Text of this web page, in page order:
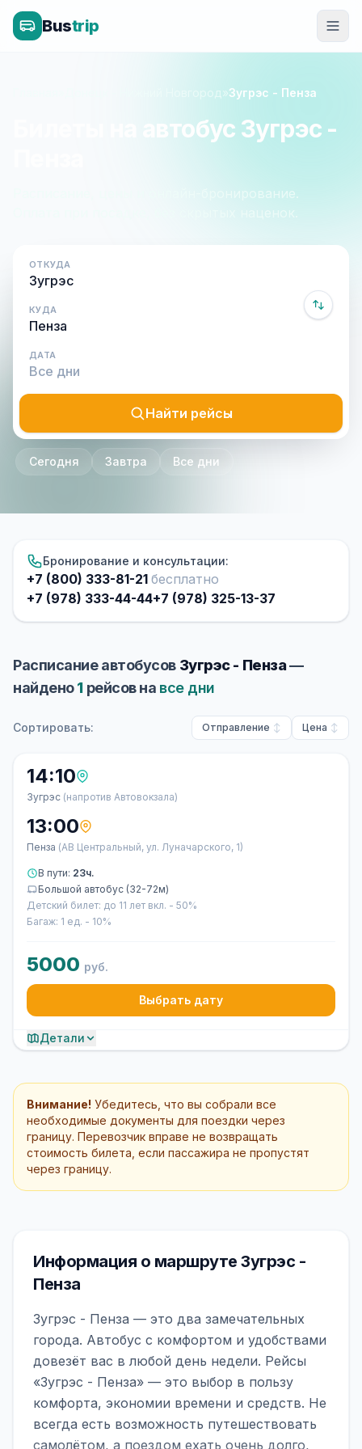
Bustrip
Донецк - Нижний Новгород»Зугрэс - Пенза
Билеты на автобус Зугрэс -
Расписание, цены и онлайн-бронирование.
Оплата при посадке, без скрытых наценок.
ОТКУДА
КУДА
ДАТА
Найти рейсы
Сегодня Завтра Все дни
Бронирование и консультации:
+7 (800) 333-81-21 бесплатно
+7 (978) 333-44-44+7 (978) 325-13-37
Расписание автобусов Зугрэс - Пенза—
найдено1рейсов на все дни
Сортировать: Отправление Цена
14:10
Зугрэс (напротив Автовокзала)
13:00
Пенза (АВ Центральный, ул. Луначарского, 1)
В пути: 23ч.
Большой автобус (32-72м)
Детский билет: до 11 лет вкл. - 50%
Багаж: 1 ед. - 10%
5000 руб.
Выбрать дату
Детали
Внимание! Убедитесь, что вы собрали все
необходимые документы для поездки через
границу. Перевозчик вправе не возвращать
стоимость билета, если пассажира не пропустят
через границу.
Информация о маршруте Зугрэс -
Пенза
Зугрэс - Пенза — это два замечательных
города. Автобус с комфортом и удобствами
довезёт вас в любой день недели. Рейсы
«Зугрэс - Пенза» — это выбор в пользу
комфорта, экономии времени и средств. Не
всегда есть возможность путешествовать
самолётом, а поездом ехать очень долго,